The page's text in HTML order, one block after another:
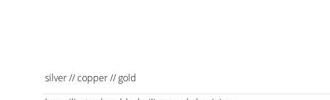
silver // copper // gold